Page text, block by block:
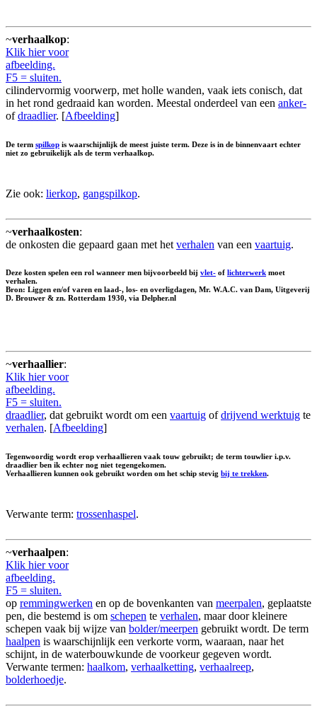
~verhaalkop:
Klik hier voor
afbeelding.
F5 = sluiten.
cilindervormig voorwerp, met holle wanden, vaak iets conisch, dat
in het rond gedraaid kan worden. Meestal onderdeel van een anker-
ofdraadlier. [Afbeelding]
De term spilkop is waarschijnlijk de meest juiste term. Deze is in de binnenvaart echter
niet zo gebruikelijk als de term verhaalkop.
Zie ook: lierkop, gangspilkop.
~verhaalkosten:
de onkosten die gepaard gaan met het verhalen van een vaartuig.
Deze kosten spelen een rol wanneer men bijvoorbeeld bij vlet- of lichterwerk moet
verhalen.
Bron: Liggen en/of varen en laad-, los- en overligdagen, Mr. W.A.C. van Dam, Uitgeverij
D. Brouwer & zn. Rotterdam 1930, via Delpher.nl
~verhaallier:
Klik hier voor
afbeelding.
F5 = sluiten.
draadlier, dat gebruikt wordt om een vaartuig ofdrijvend werktuig te
verhalen. [Afbeelding]
Tegenwoordig wordt erop verhaallieren vaak touw gebruikt; de term touwlier i.p.v.
draadlier ben ik echter nog niet tegengekomen.
Verhaallieren kunnen ook gebruikt worden om het schip stevig bij te trekken.
Verwante term: trossenhaspel.
~verhaalpen:
Klik hier voor
afbeelding.
F5 = sluiten.
op remmingwerken en op de bovenkanten van meerpalen, geplaatste
pen, die bestemd is om schepen te verhalen, maar door kleinere
schepen vaak bij wijze van bolder/meerpen gebruikt wordt. De term
haalpen is waarschijnlijk een verkorte vorm, waaraan, naar het
schijnt, in de waterbouwkunde de voorkeur gegeven wordt.
Verwante termen: haalkom, verhaalketting, verhaalreep,
bolderhoedje.